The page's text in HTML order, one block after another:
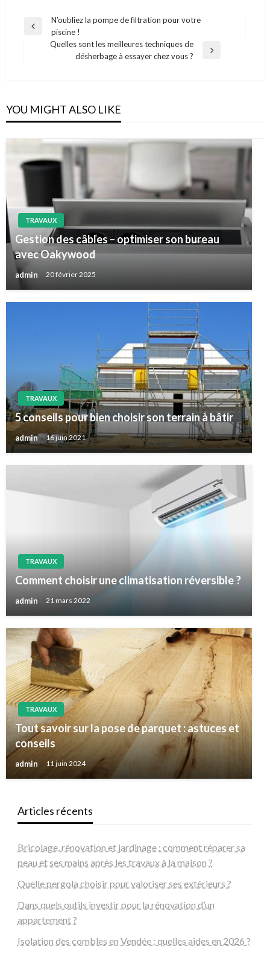
Navigation
Previous
N’oubliez la pompe de filtration pour votre
piscine !
Quelles sont les meilleures techniques de
désherbage à essayer chez vous ?
YOU MIGHT ALSO LIKE
TRAVAUX
Gestion des câbles – optimiser son bureau
avec Oakywood
admin 20 février 2025
TRAVAUX
5 conseils pour bien choisir son terrain à bâtir
admin 16 juin 2021
TRAVAUX
Comment choisir une climatisation réversible ?
admin 21 mars 2022
TRAVAUX
Tout savoir sur la pose de parquet : astuces et
conseils
admin 11 juin 2024
Articles récents
Bricolage, rénovation et jardinage : comment réparer sa
peau et ses mains après les travaux à la maison ?
Quelle pergola choisir pour valoriser ses extérieurs ?
Dans quels outils investir pour la rénovation d’un
appartement ?
Isolation des combles en Vendée : quelles aides en 2026 ?